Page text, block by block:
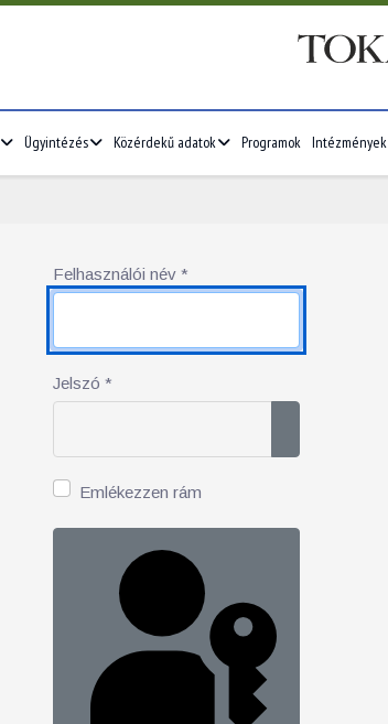
Ügyintézés Közérdekű adatok Programok Intézmények
Felhasználói név *
Jelszó *
Emlékezzen rám